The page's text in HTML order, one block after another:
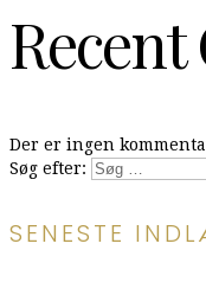
Der er ingen
Søg efter:
SENESTE